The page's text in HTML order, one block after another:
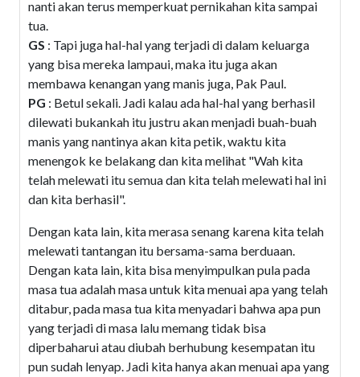
nanti akan terus memperkuat pernikahan kita sampai
tua.
GS : Tapi juga hal-hal yang terjadi di dalam keluarga
yang bisa mereka lampaui, maka itu juga akan
membawa kenangan yang manis juga, Pak Paul.
PG : Betul sekali. Jadi kalau ada hal-hal yang berhasil
dilewati bukankah itu justru akan menjadi buah-buah
manis yang nantinya akan kita petik, waktu kita
menengok ke belakang dan kita melihat "Wah kita
telah melewati itu semua dan kita telah melewati hal ini
dan kita berhasil".
Dengan kata lain, kita merasa senang karena kita telah
melewati tantangan itu bersama-sama berduaan.
Dengan kata lain, kita bisa menyimpulkan pula pada
masa tua adalah masa untuk kita menuai apa yang telah
ditabur, pada masa tua kita menyadari bahwa apa pun
yang terjadi di masa lalu memang tidak bisa
diperbaharui atau diubah berhubung kesempatan itu
pun sudah lenyap. Jadi kita hanya akan menuai apa yang